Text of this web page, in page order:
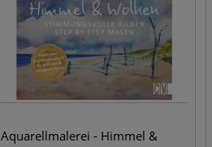
Aquarellmalerei - Himmel &